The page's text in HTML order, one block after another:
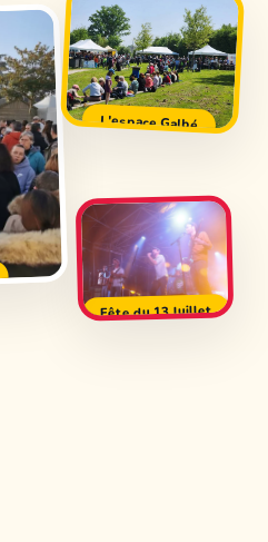
L'espace Galbé
Fête du 13 Juillet